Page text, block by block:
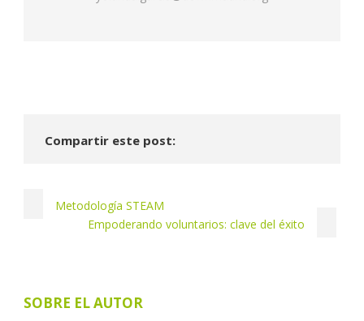
Compartir este post:
Metodología STEAM
Empoderando voluntarios: clave del éxito
SOBRE EL AUTOR